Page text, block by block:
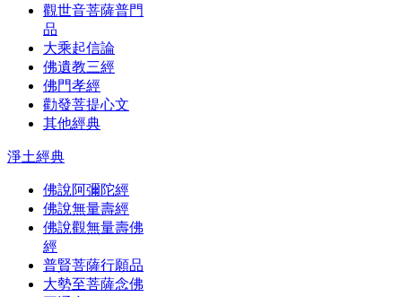
觀世音菩薩普門
品
大乘起信論
佛遺教三經
佛門孝經
勸發菩提心文
其他經典
淨土經典
佛說阿彌陀經
佛說無量壽經
佛說觀無量壽佛
經
普賢菩薩行願品
大勢至菩薩念佛